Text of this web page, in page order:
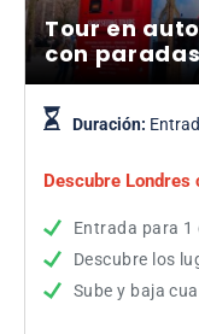
Tour en
con
Duración:
Descubre Londres
Entrada para
Descubre los
Sube y baja